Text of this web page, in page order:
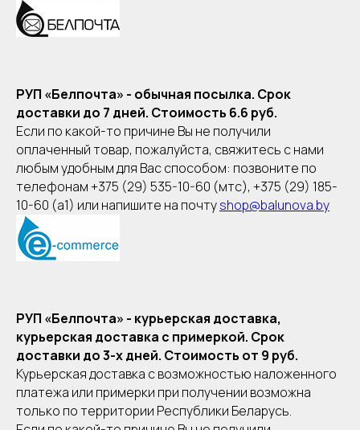
РУП «Белпочта» - обычная посылка. Срок
доставки до 7 дней. Стоимость 6.6 руб.
Если по какой-то причине Вы не получили
оплаченный товар, пожалуйста, свяжитесь с нами
любым удобным для Вас способом: позвоните по
телефонам +375 (29) 535-10-60 (мтс), +375 (29) 185-
10-60 (а1) или напишите на почтуshop@balunova.by
РУП «Белпочта» - курьерская доставка,
курьерская доставка с примеркой. Срок
доставки до 3-х дней. Стоимость от 9 руб.
Курьерская доставка с возможностью наложенного
платежа или примерки при получении возможна
только по территории Республики Беларусь.